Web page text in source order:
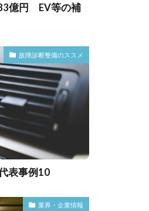
億円 EV等の補
故障診断整備のススメ
表事例10
業界・企業情報